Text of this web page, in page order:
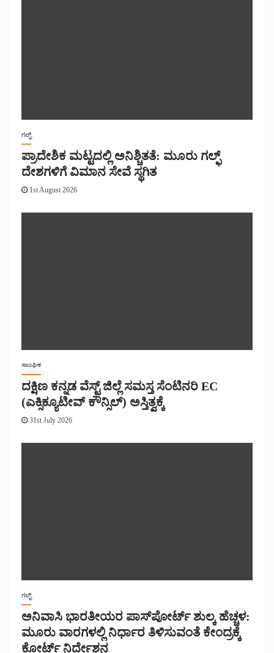
ಗಲ್ಫ್
ಪ್ರಾದೇಶಿಕ ಮಟ್ಟದಲ್ಲಿ ಅನಿಶ್ಚಿತತೆ: ಮೂರು ಗಲ್ಫ್
ದೇಶಗಳಿಗೆ ವಿಮಾನ ಸೇವೆ ಸ್ಥಗಿತ
1st August 2026
ಸಾಂಘಿಕ
ದಕ್ಷಿಣ ಕನ್ನಡ ವೆಸ್ಟ್ ಜಿಲ್ಲೆ ಸಮಸ್ತ ಸೆಂಟಿನರಿ EC
(ಎಕ್ಸಿಕ್ಯೂಟೀವ್ ಕೌನ್ಸಿಲ್) ಅಸ್ತಿತ್ವಕ್ಕೆ
31st July 2026
ಗಲ್ಫ್
ಅನಿವಾಸಿ ಭಾರತೀಯರ ಪಾಸ್‌ಪೋರ್ಟ್ ಶುಲ್ಕ ಹೆಚ್ಚಳ:
ಮೂರು ವಾರಗಳಲ್ಲಿ ನಿರ್ಧಾರ ತಿಳಿಸುವಂತೆ ಕೇಂದ್ರಕ್ಕೆ
ಕೋರ್ಟ್ ನಿರ್ದೇಶನ